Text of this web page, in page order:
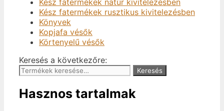
Kész fatermékek rusztikus kivitelezésben
Könyvek
Kopjafa vésők
Körtenyelű vésők
Keresés a következőre:
Keresés
Hasznos tartalmak